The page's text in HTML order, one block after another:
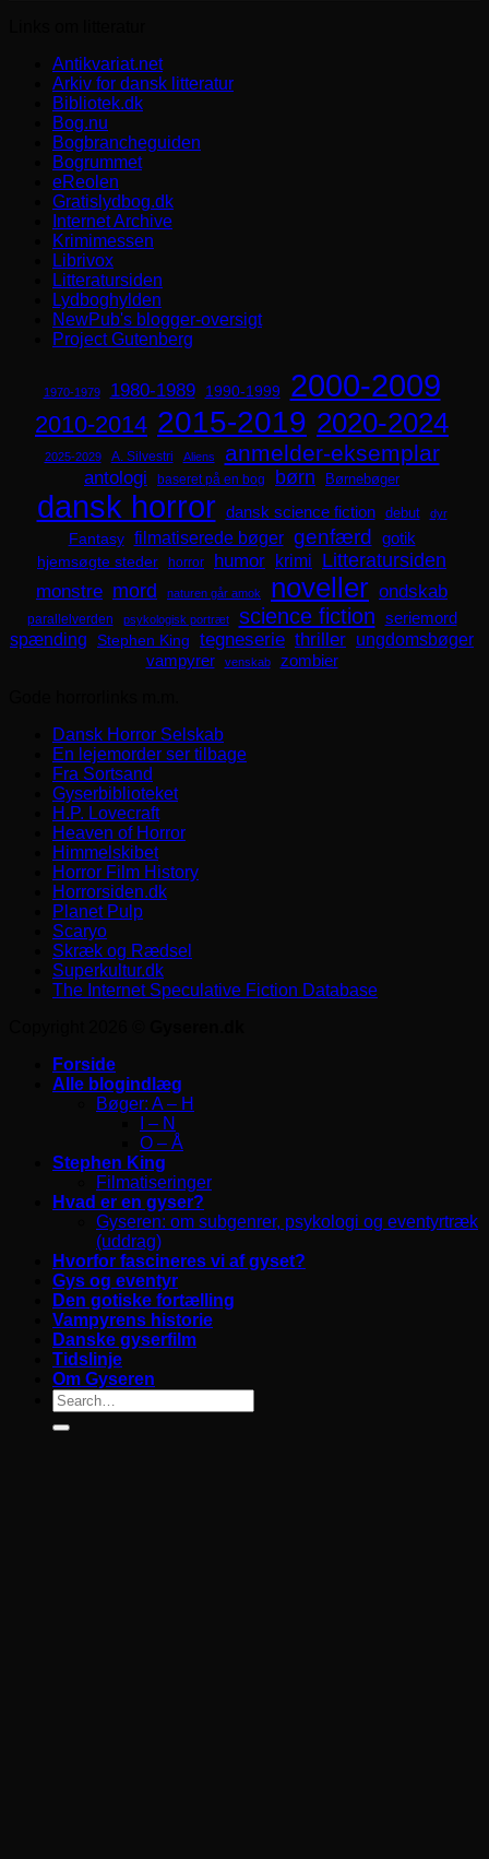
Antikvariat.net
Arkiv for dansk litteratur
Bibliotek.dk
Bog.nu
Bogbrancheguiden
Bogrummet
eReolen
Gratislydbog.dk
Internet Archive
Krimimessen
Librivox
Litteratursiden
Lydboghylden
NewPub's blogger-oversigt
Project Gutenberg
1970-1979 1980-1989 1990-1999 2000-2009
2010-2014 2015-2019 2020-2024
2025-2029 A. Silvestri Aliens anmelder-eksemplar
antologi baseret på en bog børn Børnebøger
dansk horror dansk science fiction debut dyr
Fantasy filmatiserede bøger genfærd
gotik
hjemsøgte steder
horror humor krimi Litteratursiden
monstre mord naturen går amok noveller ondskab
parallelverden psykologisk portræt science fiction seriemord
spænding Stephen King tegneserie thriller ungdomsbøger
vampyrer venskab
zombier
Dansk Horror Selskab
En lejemorder ser tilbage
Fra Sortsand
Gyserbiblioteket
H.P. Lovecraft
Heaven of Horror
Himmelskibet
Horror Film History
Horrorsiden.dk
Planet Pulp
Scaryo
Skræk og Rædsel
Superkultur.dk
The Internet Speculative Fiction Database
Forside
Alle blogindlæg
Bøger: A – H
I – N
O – Å
Stephen King
Filmatiseringer
Hvad er en gyser?
Gyseren: om subgenrer, psykologi og eventyrtræk
(uddrag)
Hvorfor fascineres vi af gyset?
Gys og eventyr
Den gotiske fortælling
Vampyrens historie
Danske gyserfilm
Tidslinje
Om Gyseren